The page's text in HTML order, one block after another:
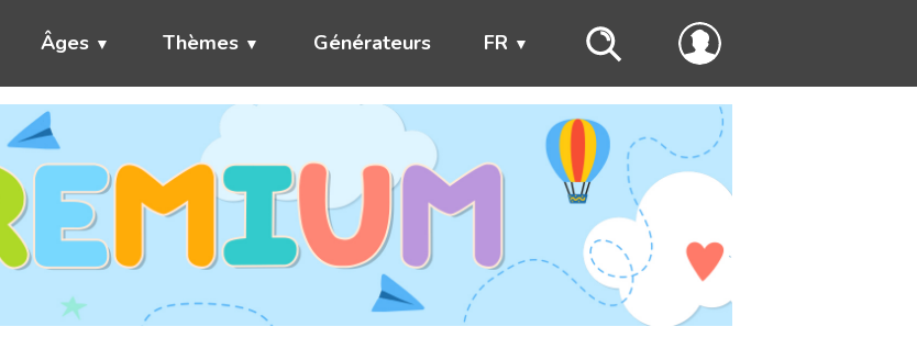
Âges Thèmes Générateurs FR